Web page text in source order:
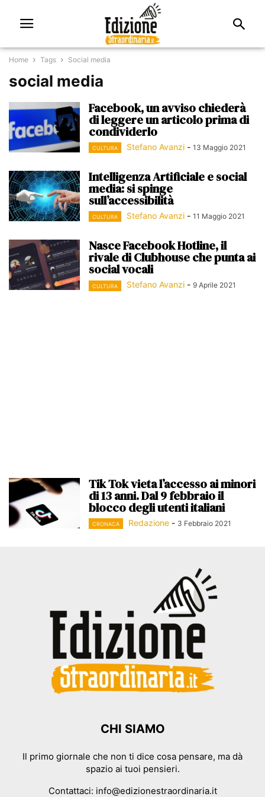
Home Tags Social media
social media
Facebook, un avviso chiederà
di leggere un articolo prima di
condividerlo
CULTURA Stefano Avanzi - 13 Maggio 2021
Intelligenza Artificiale e social
media: si spinge
sull’accessibilità
CULTURA Stefano Avanzi - 11 Maggio 2021
Nasce Facebook Hotline, il
rivale di Clubhouse che punta ai
social vocali
CULTURA Stefano Avanzi - 9 Aprile 2021
Tik Tok vieta l’accesso ai minori
di 13 anni. Dal 9 febbraio il
blocco degli utenti italiani
CRONACA Redazione - 3 Febbraio 2021
CHI SIAMO
Il primo giornale che non ti dice cosa pensare, ma dà
spazio ai tuoi pensieri.
Contattaci: info@edizionestraordinaria.it